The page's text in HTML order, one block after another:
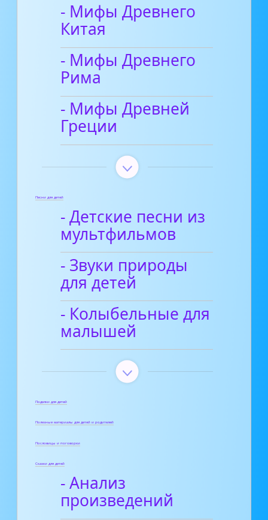
- Мифы Древнего
Китая
- Мифы Древнего
Рима
- Мифы Древней
Греции
Песни для детей
- Детские песни из
мультфильмов
- Звуки природы
для детей
- Колыбельные для
малышей
Поделки для детей
Полезные материалы для детей и родителей
Пословицы и поговорки
Сказки для детей
- Анализ
произведений